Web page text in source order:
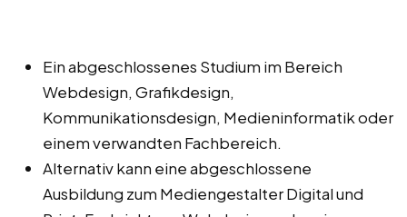
Ein abgeschlossenes Studium im Bereich
Webdesign, Grafikdesign,
Kommunikationsdesign, Medieninformatik oder
einem verwandten Fachbereich.
Alternativ kann eine abgeschlossene
Ausbildung zum Mediengestalter Digital und